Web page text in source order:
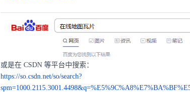
或是在 CSDN 等平台中搜索：
https://so.csdn.net/so/search?